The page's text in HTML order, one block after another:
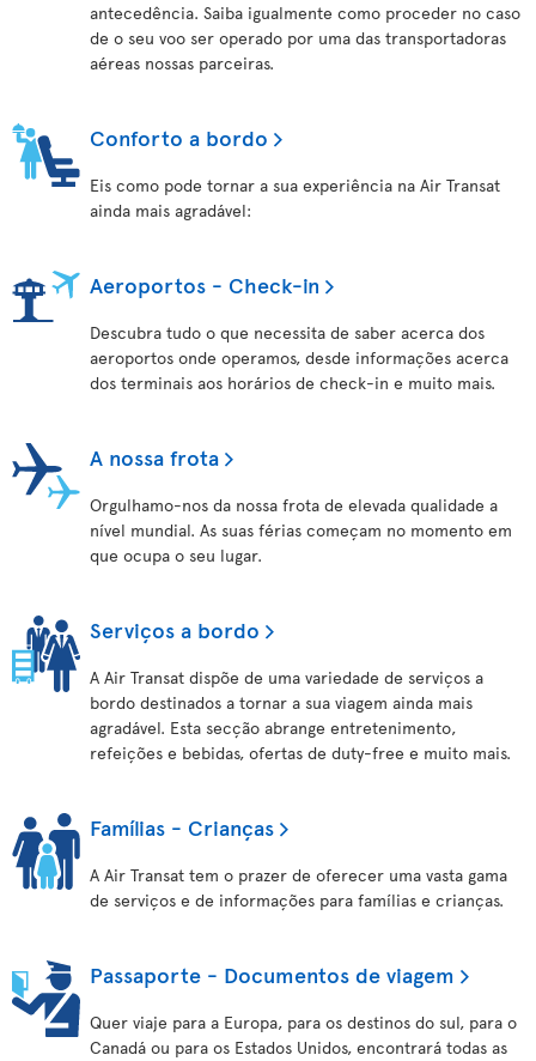
antecedência. Saiba igualmente como proceder no caso
de o seu voo ser operado por uma das transportadoras
aéreas nossas parceiras.
Conforto a bordo
Eis como pode tornar a sua experiência na Air Transat
ainda mais agradável:
Aeroportos - Check-in
Descubra tudo o que necessita de saber acerca dos
aeroportos onde operamos, desde informações acerca
dos terminais aos horários de check-in e muito mais.
A nossa frota
Orgulhamo-nos da nossa frota de elevada qualidade a
nível mundial. As suas férias começam no momento em
que ocupa o seu lugar.
Serviços a bordo
A Air Transat dispõe de uma variedade de serviços a
bordo destinados a tornar a sua viagem ainda mais
agradável. Esta secção abrange entretenimento,
refeições e bebidas, ofertas de duty-free e muito mais.
Famílias - Crianças
A Air Transat tem o prazer de oferecer uma vasta gama
de serviços e de informações para famílias e crianças.
Passaporte - Documentos de viagem
Quer viaje para a Europa, para os destinos do sul, para o
Canadá ou para os Estados Unidos, encontrará todas as